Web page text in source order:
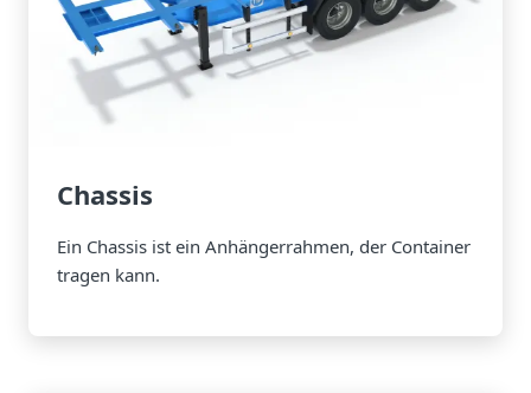
Chassis
Ein Chassis ist ein Anhängerrahmen, der Container
tragen kann.